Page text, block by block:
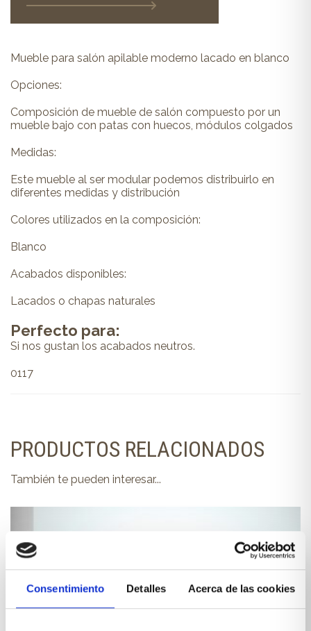
Consentimiento Detalles Acerca de las cookies
Mueble para salón apilable moderno lacado en blanco
Opciones:
Composición de mueble de salón compuesto por un
mueble bajo con patas con huecos, módulos colgados
Medidas:
Este mueble al ser modular podemos distribuirlo en
diferentes medidas y distribución
Colores utilizados en la composición:
Blanco
Acabados disponibles:
Lacados o chapas naturales
Perfecto para:
Si nos gustan los acabados neutros.
0117
PRODUCTOS RELACIONADOS
También te pueden interesar...